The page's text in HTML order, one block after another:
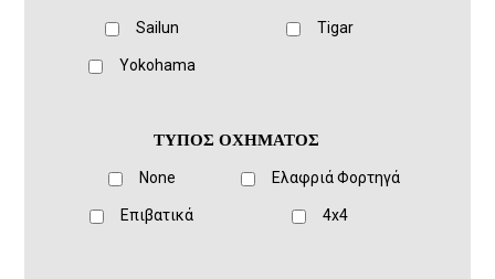
Sailun Tigar
Yokohama
ΤΥΠΟΣ ΟΧΗΜΑΤΟΣ
None Ελαφριά Φορτηγά
Eπιβατικά 4x4